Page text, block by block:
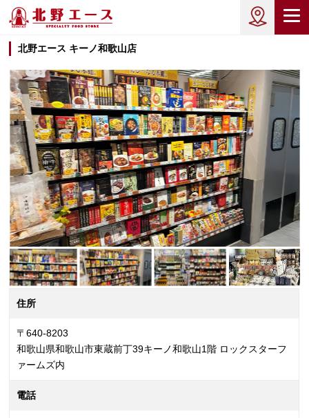
北野エース キーノ和歌山店
住所
〒640-8203
和歌山県和歌山市東蔵前丁39キーノ和歌山1階 ロックスターフ
ァームズ内
電話